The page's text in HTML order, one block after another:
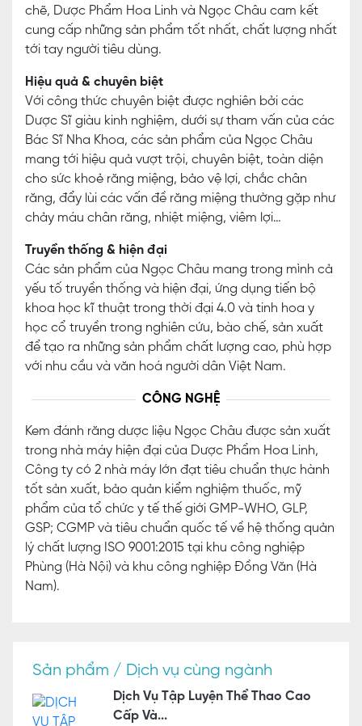
chẽ, Dược Phẩm Hoa Linh và Ngọc Châu cam kết
cung cấp những sản phẩm tốt nhất, chất lượng nhất
tới tay người tiêu dùng.
Hiệu quả & chuyên biệt
Với công thức chuyên biệt được nghiên bởi các
Dược Sĩ giàu kinh nghiệm, dưới sự tham vấn của các
Bác Sĩ Nha Khoa, các sản phẩm của Ngọc Châu
mang tới hiệu quả vượt trội, chuyên biệt, toàn diện
cho sức khoẻ răng miệng, bảo vệ lợi, chắc chân
răng, đẩy lùi các vấn đề răng miệng thường gặp như
chảy máu chân răng, nhiệt miệng, viêm lợi…
Truyền thống & hiện đại
Các sản phẩm của Ngọc Châu mang trong mình cả
yếu tố truyền thống và hiện đại, ứng dụng tiến bộ
khoa học kĩ thuật trong thời đại 4.0 và tinh hoa y
học cổ truyền trong nghiên cứu, bào chế, sản xuất
để tạo ra những sản phẩm chất lượng cao, phù hợp
với nhu cầu và văn hoá người dân Việt Nam.
CÔNG NGHỆ
Kem đánh răng dược liệu Ngọc Châu được sản xuất
trong nhà máy hiện đại của Dược Phẩm Hoa Linh,
Công ty có 2 nhà máy lớn đạt tiêu chuẩn thực hành
tốt sản xuất, bảo quản kiểm nghiệm thuốc, mỹ
phẩm của tổ chức y tế thế giới GMP-WHO, GLP,
GSP; CGMP và tiêu chuẩn quốc tế về hệ thống quản
lý chất lượng ISO 9001:2015 tại khu công nghiệp
Phùng (Hà Nội) và khu công nghiệp Đồng Văn (Hà
Nam).
Sản phẩm / Dịch vụ cùng ngành
Dịch Vụ Tập Luyện Thể Thao Cao
Cấp Và...